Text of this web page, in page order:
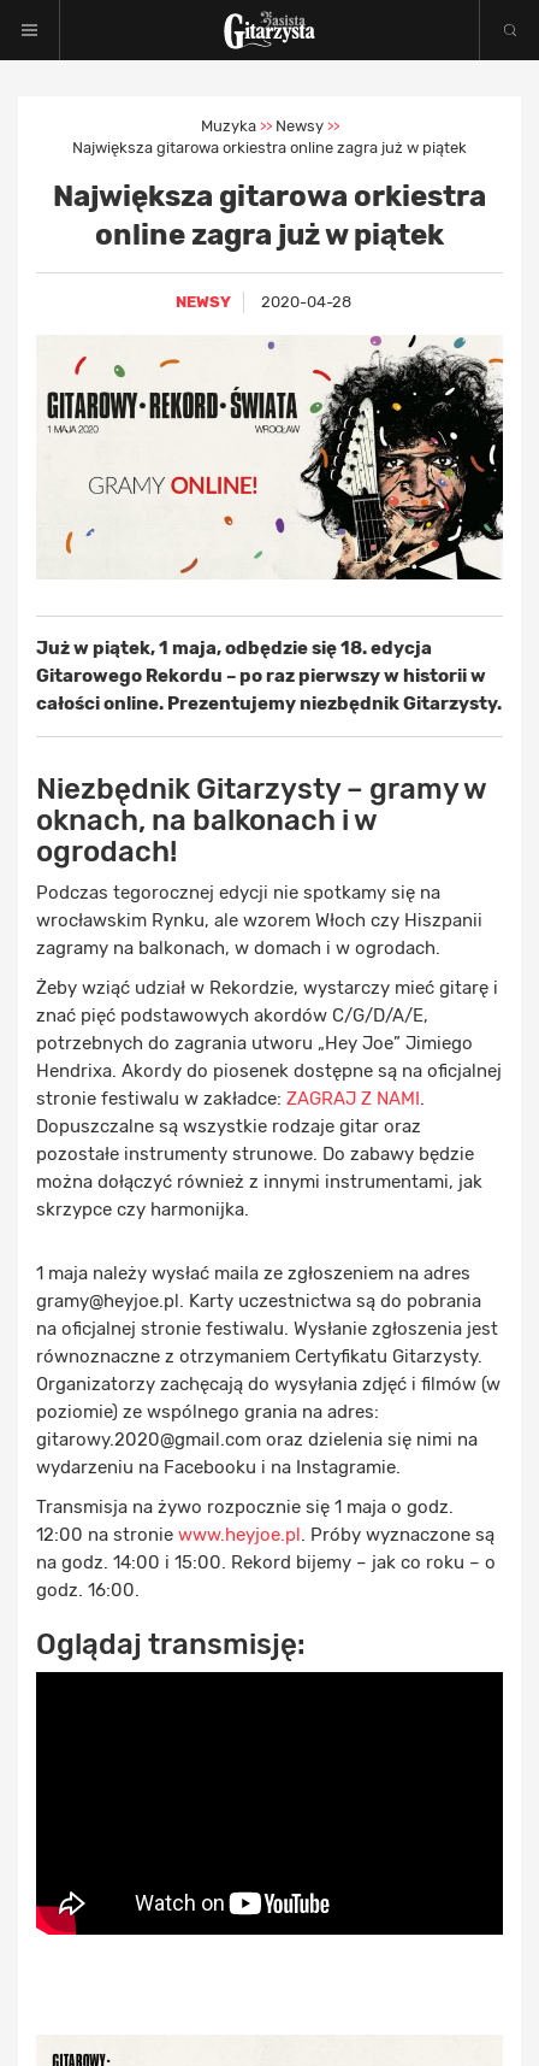
Muzyka >> Newsy >>
Największa gitarowa orkiestra online zagra już w piątek
Największa gitarowa orkiestra
online zagra już w piątek
NEWSY 2020-04-28
Już w piątek, 1 maja, odbędzie się 18. edycja
Gitarowego Rekordu – po raz pierwszy w historii w
całości online. Prezentujemy niezbędnik Gitarzysty.
Niezbędnik Gitarzysty – gramy w
oknach, na balkonach i w
ogrodach!
Podczas tegorocznej edycji nie spotkamy się na
wrocławskim Rynku, ale wzorem Włoch czy Hiszpanii
zagramy na balkonach, w domach i w ogrodach.
Żeby wziąć udział w Rekordzie, wystarczy mieć gitarę i
znać pięć podstawowych akordów C/G/D/A/E,
potrzebnych do zagrania utworu „Hey Joe” Jimiego
Hendrixa. Akordy do piosenek dostępne są na oficjalnej
stronie festiwalu w zakładce: ZAGRAJ Z NAMI
Dopuszczalne są wszystkie rodzaje gitar oraz
pozostałe instrumenty strunowe. Do zabawy będzie
można dołączyć również z innymi instrumentami, jak
skrzypce czy harmonijka.
1 maja należy wysłać maila ze zgłoszeniem na adres
gramy@heyjoe.pl. Karty uczestnictwa są do pobrania
na oficjalnej stronie festiwalu. Wysłanie zgłoszenia jest
równoznaczne z otrzymaniem Certyfikatu Gitarzysty.
Organizatorzy zachęcają do wysyłania zdjęć i filmów (w
poziomie) ze wspólnego grania na adres:
gitarowy.2020@gmail.com oraz dzielenia się nimi na
wydarzeniu na Facebooku i na Instagramie.
Transmisja na żywo rozpocznie się 1 maja o godz.
12:00 na stronie www.heyjoe.pl . Próby wyznaczone są
na godz. 14:00 i 15:00. Rekord bijemy – jak co roku – o
godz. 16:00.
Oglądaj transmisję: